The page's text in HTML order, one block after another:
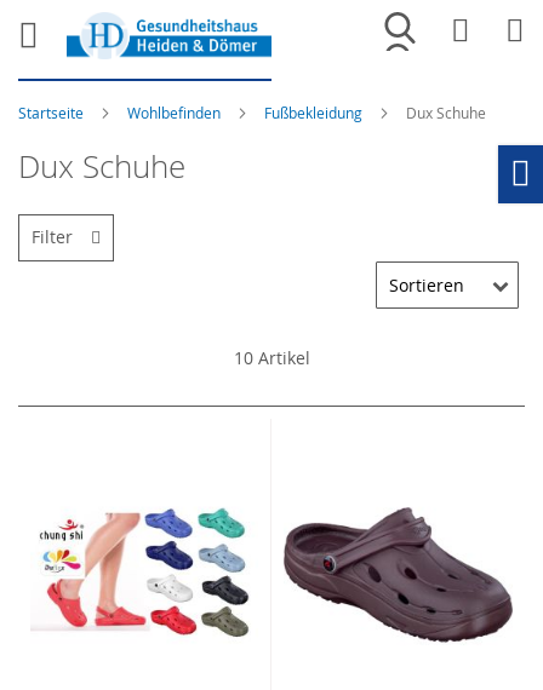
Merkliste
Startseite Wohlbefinden Fußbekleidung Dux Schuhe
Dux Schuhe
10Artikel
Filter